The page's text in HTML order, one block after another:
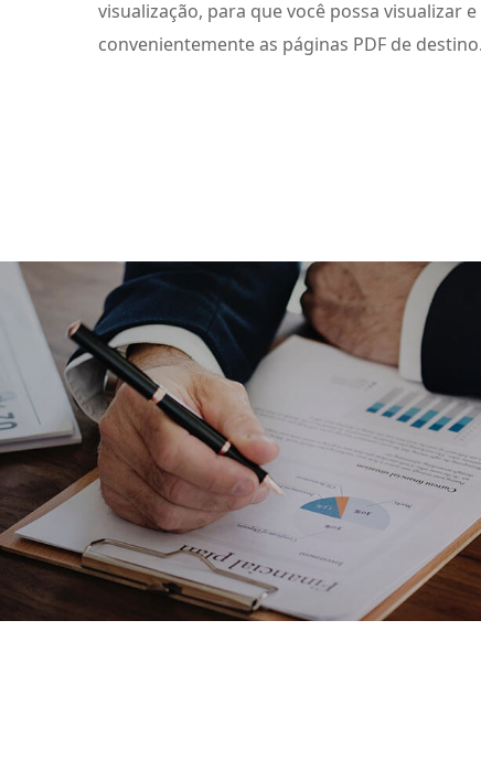
visualização, para que você possa visualizar
convenientemente as páginas PDF de destino.